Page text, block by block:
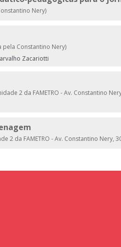
Nery)
pela Constantino Nery)
Zacariotti
2 da FAMETRO - Av. Constantino
2 da FAMETRO - Av. Constantino Nery,